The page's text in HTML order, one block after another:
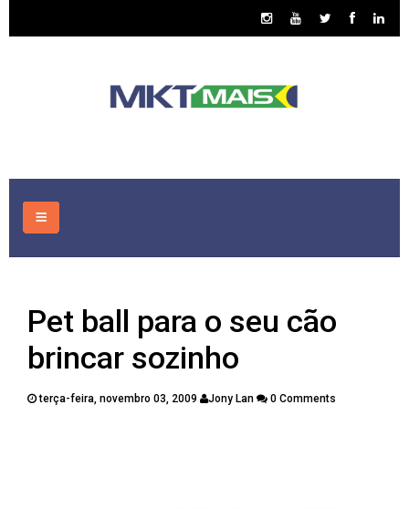
CONSULTORIA
ASSUNTOS
PUBLICAÇÕES
Pet ball para o seu cão
brincar sozinho
terça-feira, novembro 03, 2009 Jony Lan 0 Comments